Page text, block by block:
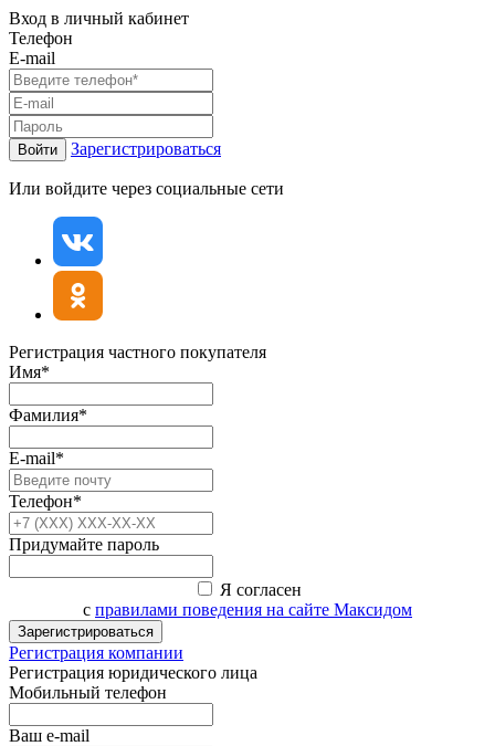
Вход в личный кабинет
Телефон
E-mail
Войти Зарегистрироваться
Или войдите через социальные сети
Регистрация частного покупателя
Имя*
Фамилия*
E-mail*
Телефон*
Придумайте пароль
Я согласен
с правилами поведения на сайте Максидом
Зарегистрироваться
Регистрация компании
Регистрация юридического лица
Мобильный телефон
Ваш e-mail